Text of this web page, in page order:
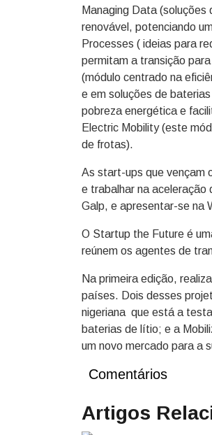
Managing Data (soluções
renovável, potenciando
Processes ( ideias para
permitam a transição
(módulo centrado na
e em soluções de
pobreza energética e
Electric Mobility (este
de frotas).
As start-ups que vençam
e trabalhar na aceleração
Galp, e apresentar-se na
O Startup the Future é
reúnem os agentes de
Na primeira edição,
países. Dois desses
nigeriana que está a
baterias de lítio; e a
um novo mercado para a
Comentários
Artigos